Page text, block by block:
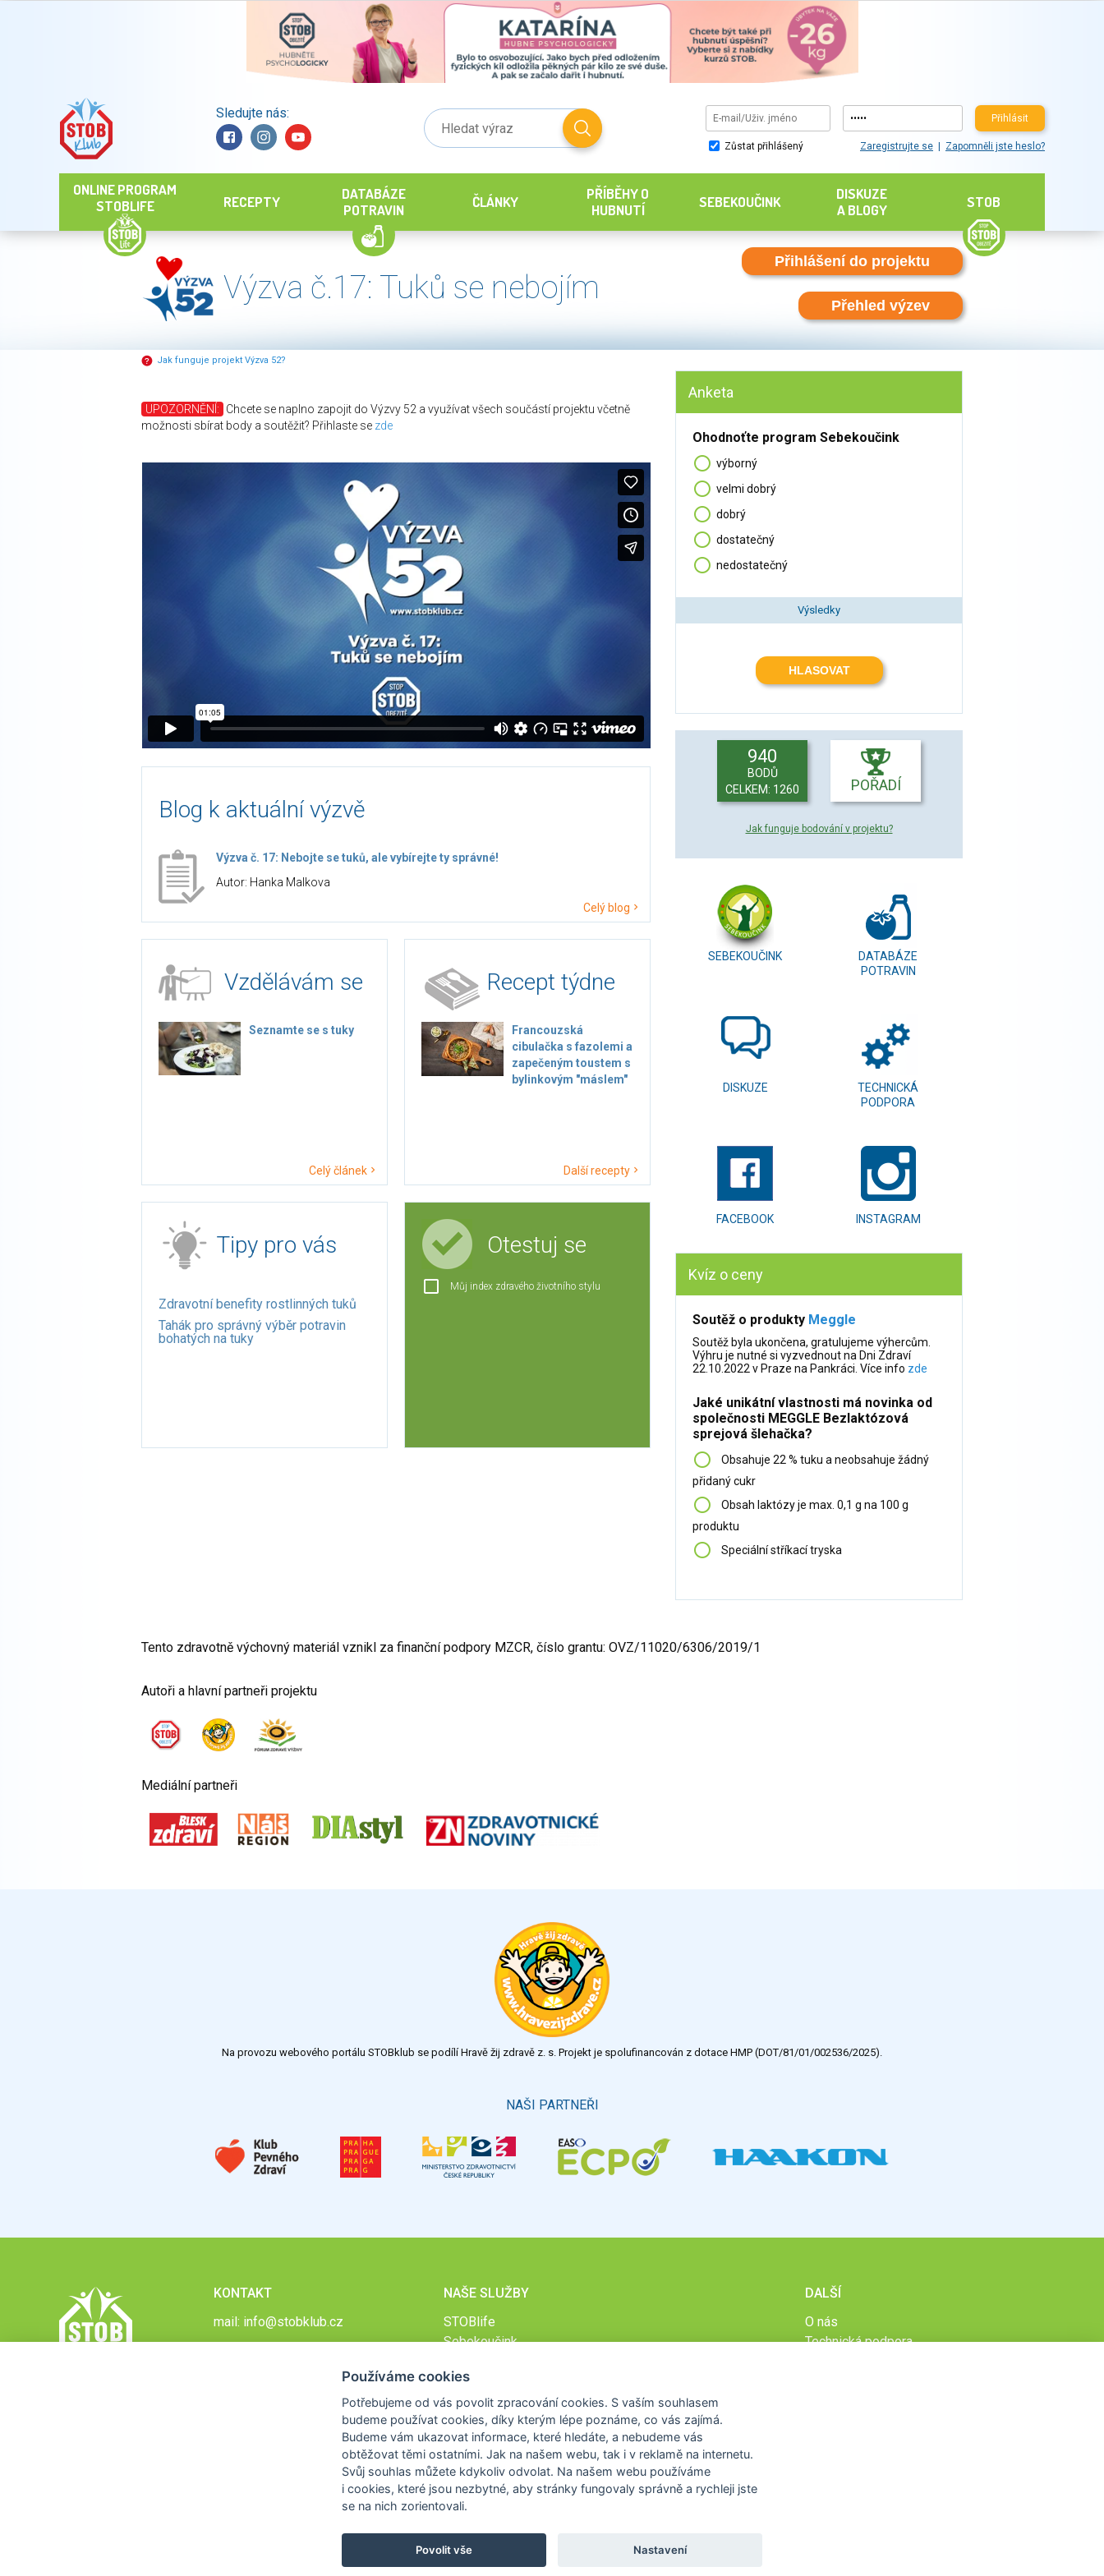
Sledujte nás:
Přihlásit
Zůstat přihlášený Zaregistrujte se Zapomněli jste heslo?
ONLINE PROGRAM
STOBLIFE
RECEPTY
DATABÁZE
POTRAVIN
ČLÁNKY
PŘÍBĚHY O
HUBNUTÍ
SEBEKOUČINK
DISKUZE
A BLOGY
STOB
Výzva č.17: Tuků se nebojím
Přihlášení do projektu
Přehled výzev
Jak funguje projekt Výzva 52?
UPOZORNĚNÍ:
Chcete se naplno zapojit do Výzvy 52 a využívat všech součástí projektu včetně
možnosti sbírat body a soutěžit? Přihlaste se zde
Blog k aktuální výzvě
Výzva č. 17: Nebojte se tuků, ale vybírejte ty správné!
Autor: Hanka Malkova
Celý blog
Vzdělávám se
Seznamte se s tuky
Celý článek
Recept týdne
Francouzská
cibulačka s fazolemi a
zapečeným toustem s
bylinkovým "máslem"
Další recepty
Tipy pro vás
Zdravotní benefity rostlinných tuků
Tahák pro správný výběr potravin
bohatých na tuky
Otestuj se
Můj index zdravého životního stylu
Anketa
Ohodnoťte program Sebekoučink
výborný
velmi dobrý
dobrý
dostatečný
nedostatečný
Výsledky
HLASOVAT
940
BODŮ
CELKEM: 1260
POŘADÍ
Jak funguje bodování v projektu?
SEBEKOUČINK
DATABÁZE
POTRAVIN
DISKUZE
TECHNICKÁ
PODPORA
FACEBOOK INSTAGRAM
Kvíz o ceny
Soutěž o produkty Meggle
Soutěž byla ukončena, gratulujeme výhercům.
Výhru je nutné si vyzvednout na Dni Zdraví
22.10.2022 v Praze na Pankráci. Více info zde
Jaké unikátní vlastnosti má novinka od
společnosti MEGGLE Bezlaktózová
sprejová šlehačka?
Obsahuje 22 % tuku a neobsahuje žádný
přidaný cukr
Obsah laktózy je max. 0,1 g na 100 g
produktu
Speciální stříkací tryska
Tento zdravotně výchovný materiál vznikl za finanční podpory MZCR, číslo grantu: OVZ/11020/6306/2019/1
Autoři a hlavní partneři projektu
Mediální partneři
Na provozu webového portálu STOBklub se podílí Hravě žij zdravě z. s. Projekt je spolufinancován z dotace HMP (DOT/81/01/002536/2025).
NAŠI PARTNEŘI
KONTAKT
mail: info@stobklub.cz
NAŠE SLUŽBY
STOBlife
Sebekoučink
STOB.cz
DALŠÍ
O nás
Technická podpora
Používáme cookies
Potřebujeme od vás povolit zpracování cookies. S vaším souhlasem
budeme používat cookies, díky kterým lépe poznáme, co vás zajímá.
Budeme vám ukazovat informace, které hledáte, a nebudeme vás
obtěžovat těmi ostatními. Jak na našem webu, tak i v reklamě na internetu.
Svůj souhlas můžete kdykoliv odvolat. Na našem webu používáme
i cookies, které jsou nezbytné, aby stránky fungovaly správně a rychleji jste
se na nich zorientovali.
Povolit vše Nastavení